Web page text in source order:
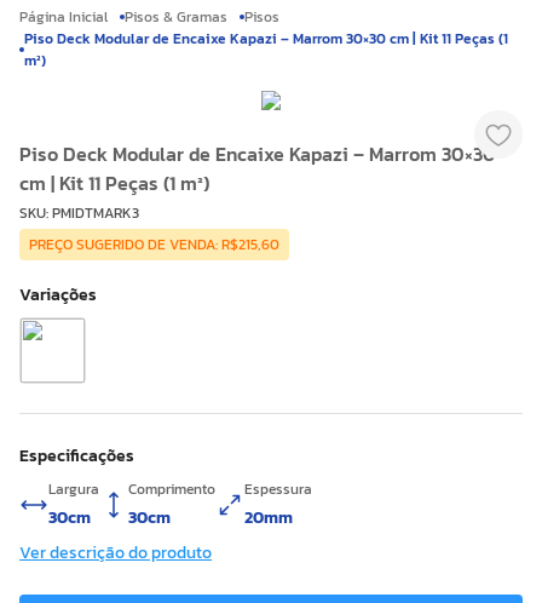
Pisos & Gramas
Pisos
Piso Deck Modular de Encaixe Kapazi – Marrom 30×30 cm | Kit 11 Peças (1
m²)
Piso Deck Modular de Encaixe Kapazi – Marrom 30×30
cm | Kit 11 Peças (1 m²)
SKU:PMIDTMARK3
PREÇO SUGERIDO DE VENDA: R$215,60
Especificações
Largura
30cm
Comprimento
30cm
Espessura
20mm
Ver descrição do produto